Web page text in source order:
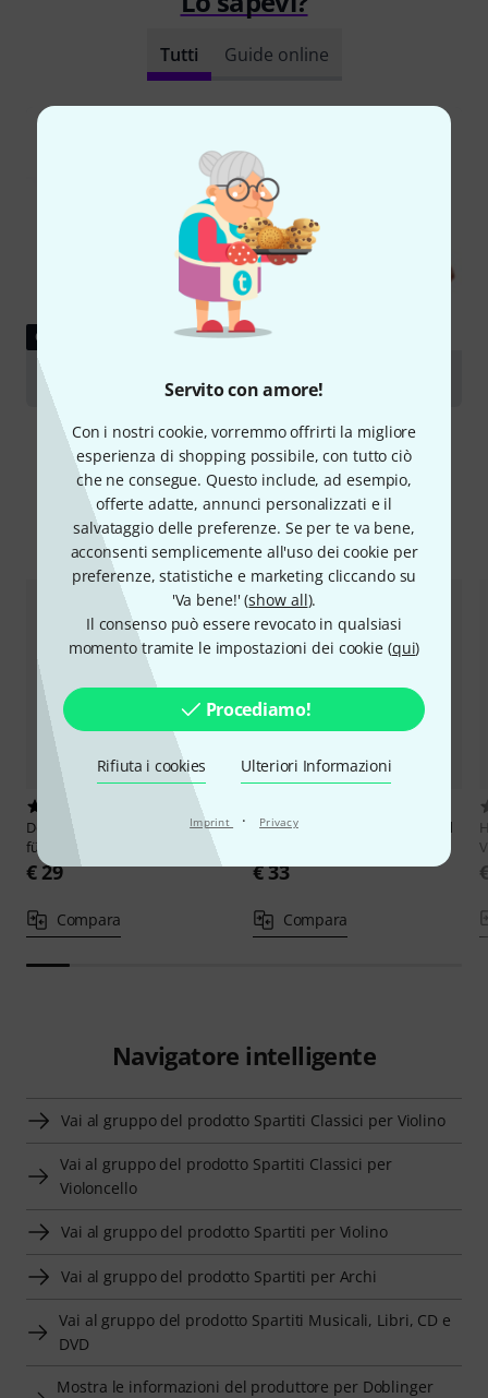
Servito con amore!
Con i nostri cookie, vorremmo offrirti la migliore
esperienza di shopping possibile, con tutto ciò
che ne consegue. Questo include, ad esempio,
offerte adatte, annunci personalizzati e il
salvataggio delle preferenze. Se per te va bene,
acconsenti semplicemente all'uso dei cookie per
preferenze, statistiche e marketing cliccando su
'Va bene!' (show all).
Il consenso può essere revocato in qualsiasi
momento tramite le impostazioni dei cookie (qui)
Procediamo!
Rifiuta i cookies Ulteriori Informazioni
Imprint · Privacy
Tutti Guide online
GUIDE
Violas
Confronta alternative
Doblinger Musikverlag
Mozart
für Violine und Cello
€ 29
Compara
Henle Verlag
Bach Sonaten und
€ 33
Compara
Navigatore intelligente
Vai al gruppo del prodotto Spartiti Classici per Violino
Vai al gruppo del prodotto Spartiti Classici per
Violoncello
Vai al gruppo del prodotto Spartiti per Violino
Vai al gruppo del prodotto Spartiti per Archi
Vai al gruppo del prodotto Spartiti Musicali, Libri, CD e
DVD
Mostra le informazioni del produttore per Doblinger